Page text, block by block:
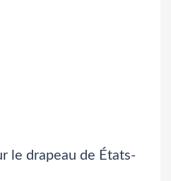
le drapeau de États-